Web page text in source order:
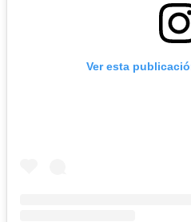
Ver esta